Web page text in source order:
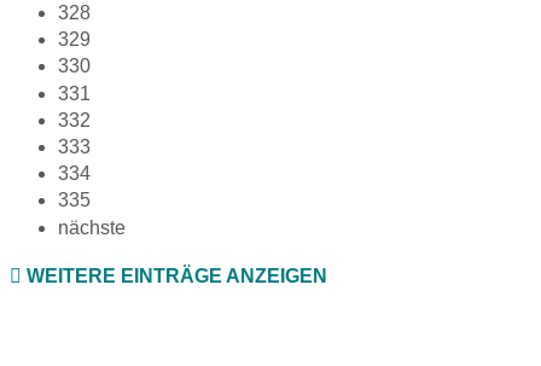
328
329
330
331
332
333
334
335
nächste
WEITERE EINTRÄGE ANZEIGEN